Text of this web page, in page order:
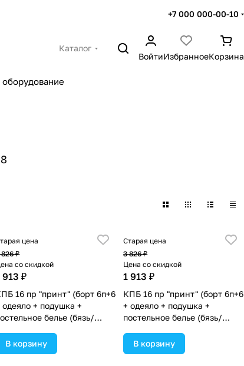
+7 000 000-00-10
Каталог
ВойтиИзбранноеКорзина
цена
826 ₽
со скидкой
913 ₽
16 пр "принт" (борт 6п+6
одеяло + подушка +
белье (бязь/
в ассортименте.
В корзину
Старая цена
3 826 ₽
Цена со скидкой
1 913 ₽
КПБ 16 пр "принт" (борт 6п+6
+ одеяло + подушка +
постельное белье (бязь/
в ассортименте.
В корзину